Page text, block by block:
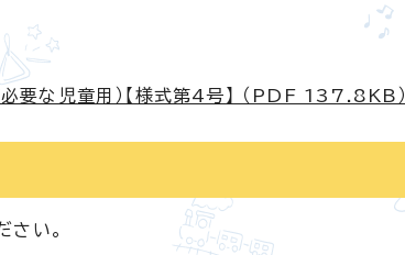
な児童用）【様式第4号】 （PDF 137.8KB）
さい。